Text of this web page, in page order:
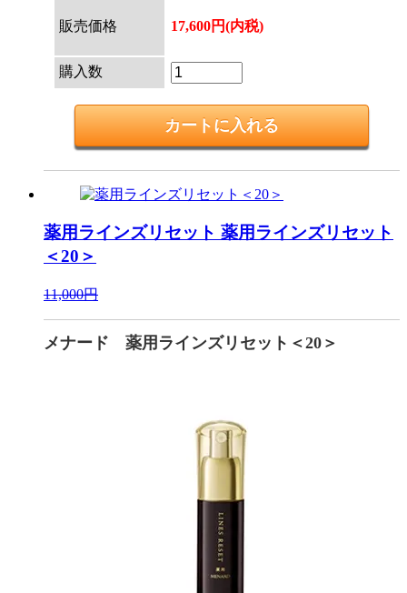
販売価格 17,600円(内税)
購入数
薬用ラインズリセット 薬用ラインズリセット
＜20＞
11,000円
メナード 薬用ラインズリセット＜20＞